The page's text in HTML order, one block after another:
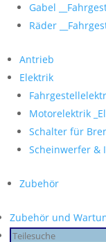
Gabel
Räder
Antrieb
Elektrik
Motorelektrik
Schalter für
Scheinwerfer &
Zubehör
Zubehör und
Products